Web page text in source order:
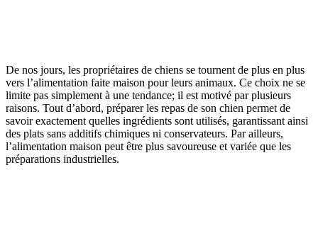
De nos jours, les propriétaires de chiens se tournent de plus en plus
vers l’alimentation faite maison pour leurs animaux. Ce choix ne se
limite pas simplement à une tendance; il est motivé par plusieurs
raisons. Tout d’abord, préparer les repas de son chien permet de
savoir exactement quelles ingrédients sont utilisés, garantissant ainsi
des plats sans additifs chimiques ni conservateurs. Par ailleurs,
l’alimentation maison peut être plus savoureuse et variée que les
préparations industrielles.